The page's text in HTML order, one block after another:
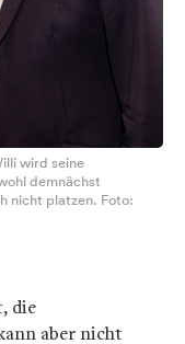
wird seine
demnächst
nicht platzen. Foto:
die
aber nicht